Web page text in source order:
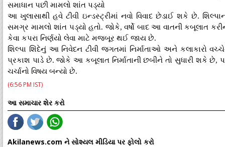
સમાધાન પછી મામલો શાંત પડ્યો
આ ખુલાસાથી હવે ટીવી ઇન્ડસ્ટ્રીમાં નવો વિવાદ છેડાઈ શકે છે.
સમગ્ર મામલો શાંત પડ્યો હતો. જોકે, વર્ષો બાદ આ વાતની કબૂલાત
કેવા કપરા નિર્ણયો લેવા માટે મજબૂર થઈ જાય છે.
શિલ્પા શિંદેનું આ નિવેદન ટીવી જગતમાં નિર્માતાઓ અને કલાકારો
પ્રકાશ પાડે છે. જોકે આ કબૂલાત નિર્માતાની છબીને તો સુધારી શકે
ચર્ચાનો વિષય બન્યો છે.
(6:56 PM IST)
આ સમાચાર શેર કરો
Akilanews.com ને સોશ્યલ મીડિયા પર ફોલો કરો